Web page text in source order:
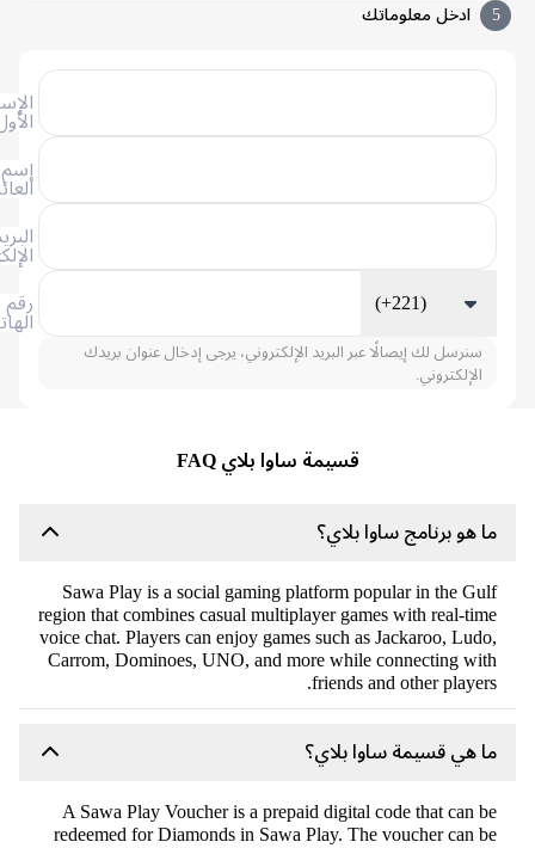
ادخل معلوماتك
العائلة
الإلكتروني
الهاتف
(+221)
سنرسل لك إيصالًا عبر البريد الإلكتروني، يرجى إدخال عنوان بريدك
الإلكتروني.
قسيمة ساوا بلاي FAQ
هو برنامج ساوا بلاي؟
Sawa Play is a social gaming platform popular in the
region that combines casual multiplayer games with real-
voice chat. Players can enjoy games such as Jackaroo,
Carrom, Dominoes, UNO, and more while connecting
friends and other
هي قسيمة ساوا بلاي؟
A Sawa Play Voucher is a prepaid digital code that can
redeemed for Diamonds in Sawa Play. The voucher can